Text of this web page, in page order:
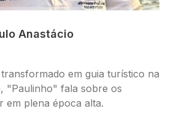
Anastácio
em guia turístico na
"Paulinho" fala sobre os
em plena época alta.